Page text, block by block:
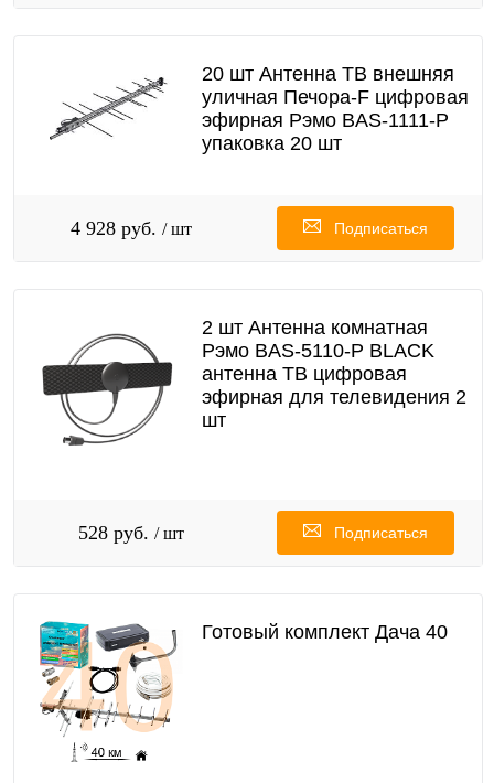
20 шт Антенна ТВ внешняя
уличная Печора-F цифровая
эфирная Рэмо BAS-1111-Р
упаковка 20 шт
4 928 руб. / шт Подписаться
2 шт Антенна комнатная
Рэмо BAS-5110-P BLACK
антенна ТВ цифровая
эфирная для телевидения 2
шт
528 руб. / шт Подписаться
Готовый комплект Дача 40